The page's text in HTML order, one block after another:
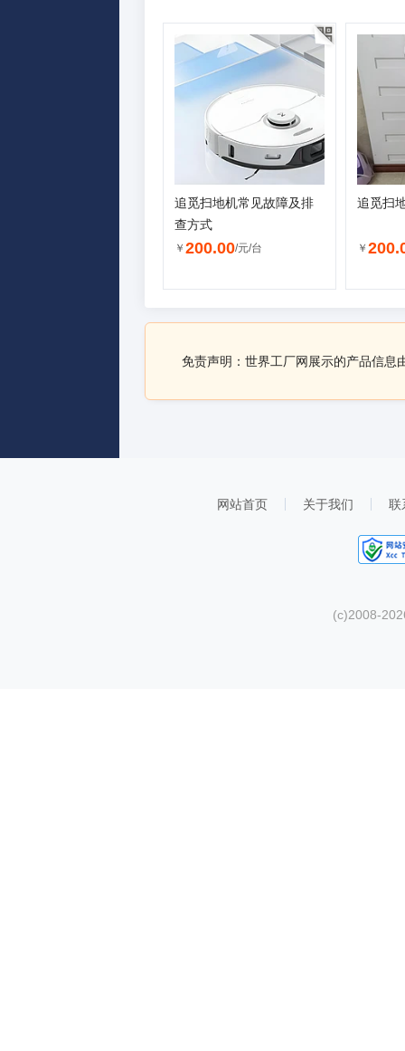
追觅扫地机常见故障及排
查方式
￥ 200.00/元/台
追觅扫
￥
免责声明：世界工厂网展示的产品信息
网站首页 关于我们 联
(c)2008-